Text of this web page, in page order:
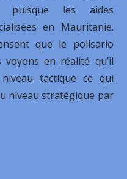
puisque les aides
en Mauritanie.
que le polisario
voyons en réalité qu’il
tactique ce qui
niveau stratégique par